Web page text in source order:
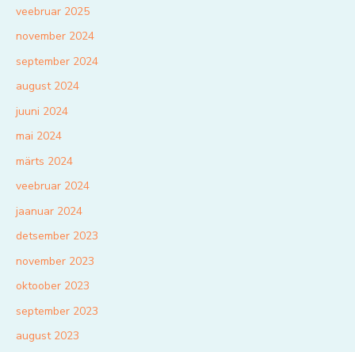
veebruar 2025
november 2024
september 2024
august 2024
juuni 2024
mai 2024
märts 2024
veebruar 2024
jaanuar 2024
detsember 2023
november 2023
oktoober 2023
september 2023
august 2023